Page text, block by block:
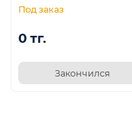
0 тг.
Закончился